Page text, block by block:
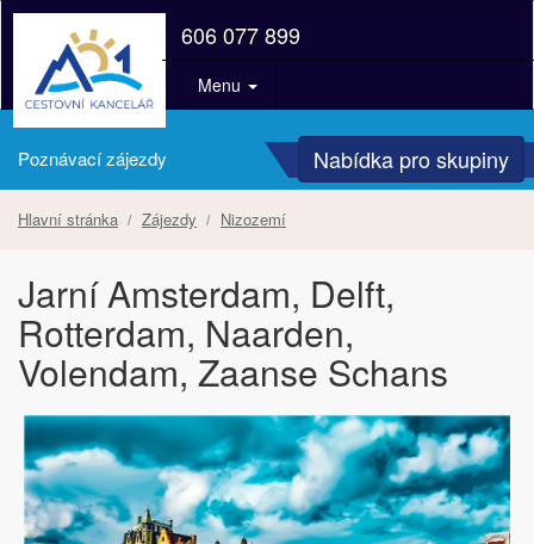
606 077 899
Menu
Poznávací zájezdy Nabídka pro skupiny
Hlavní stránka Zájezdy Nizozemí
Jarní Amsterdam, Delft,
Rotterdam, Naarden,
Volendam, Zaanse Schans